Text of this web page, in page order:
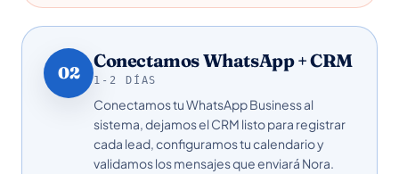
02
Conectamos WhatsApp + CRM
1-2 DÍAS
Conectamos tu WhatsApp Business al
sistema, dejamos el CRM listo para registrar
cada lead, configuramos tu calendario y
validamos los mensajes que enviará Nora.